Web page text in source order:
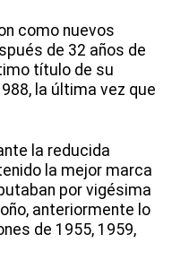
como nuevos
de 32 años de
título de su
la última vez que
la reducida
la mejor marca
por vigésima
anteriormente lo
de 1955, 1959,